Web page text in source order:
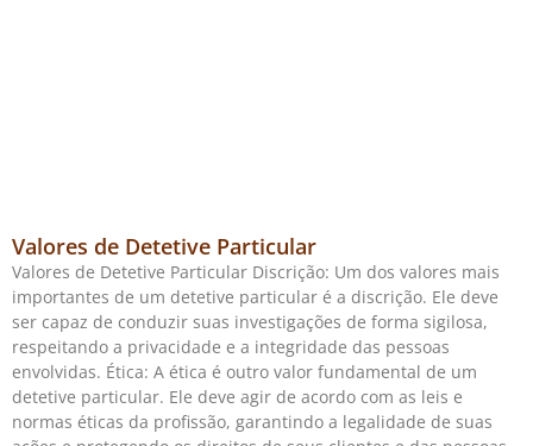
Valores de Detetive Particular
Valores de Detetive Particular Discrição: Um dos valores mais
importantes de um detetive particular é a discrição. Ele deve
ser capaz de conduzir suas investigações de forma sigilosa,
respeitando a privacidade e a integridade das pessoas
envolvidas. Ética: A ética é outro valor fundamental de um
detetive particular. Ele deve agir de acordo com as leis e
normas éticas da profissão, garantindo a legalidade de suas